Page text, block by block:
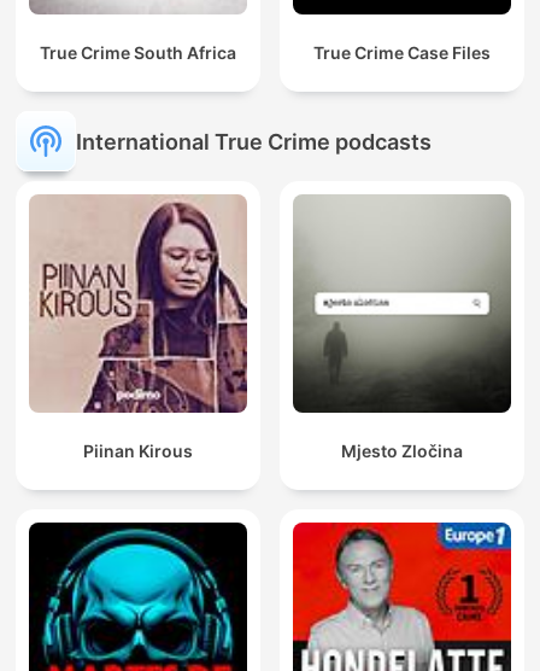
True Crime South Africa True Crime Case Files
International True Crime podcasts
Piinan Kirous Mjesto Zločina